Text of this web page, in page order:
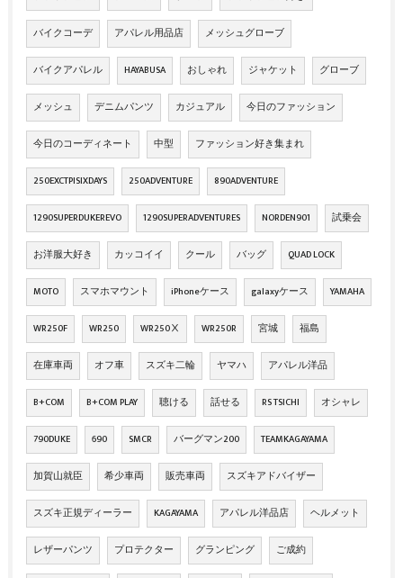
バイクコーデ アパレル用品店 メッシュグローブ
バイクアパレル HAYABUSA おしゃれ ジャケット グローブ
メッシュ デニムパンツ カジュアル 今日のファッション
今日のコーディネート 中型 ファッション好き集まれ
250EXCTPISIXDAYS 250ADVENTURE 890ADVENTURE
1290SUPERDUKEREVO 1290SUPERADVENTURES NORDEN901 試乗会
お洋服大好き カッコイイ クール バッグ QUAD LOCK
MOTO スマホマウント iPhoneケース galaxyケース YAMAHA
WR250F WR250 WR250Ⅹ WR250R 宮城 福島
在庫車両 オフ車 スズキ二輪 ヤマハ アパレル洋品
B+COM B+COM PLAY 聴ける 話せる RS TSICHI オシャレ
790DUKE 690 SMCR バーグマン200 TEAMKAGAYAMA
加賀山就臣 希少車両 販売車両 スズキアドバイザー
スズキ正規ディーラー KAGAYAMA アパレル洋品店 ヘルメット
レザーパンツ プロテクター グランピング ご成約